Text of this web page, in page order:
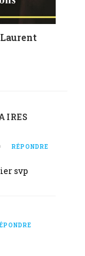
RÉPONDRE
svp